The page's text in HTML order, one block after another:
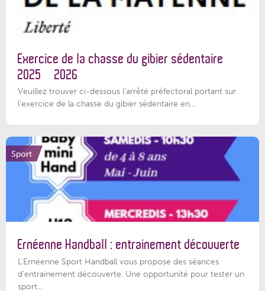
Exercice de la chasse du gibier sédentaire
2025 – 2026
Veuillez trouver ci-dessous l'arrêté préfectoral portant sur
l'exercice de la chasse du gibier sédentaire en...
Sport
Ernéenne Handball : entrainement découverte
L'Ernéenne Sport Handball vous propose des séances
d'entrainement découverte. Une opportunité pour tester un
sport...